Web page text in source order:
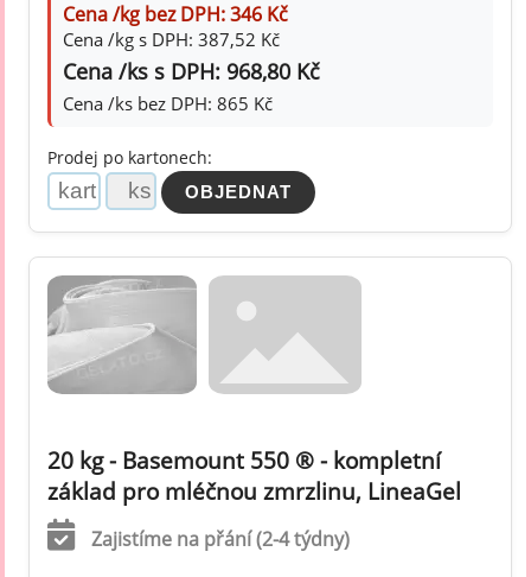
Cena /kg bez DPH: 346 Kč
Cena /kg s DPH: 387,52 Kč
Cena /ks s DPH: 968,80 Kč
Cena /ks bez DPH: 865 Kč
Prodej po kartonech:
20 kg - Basemount 550 ® - kompletní
základ pro mléčnou zmrzlinu, LineaGel
Zajistíme na přání (2-4 týdny)